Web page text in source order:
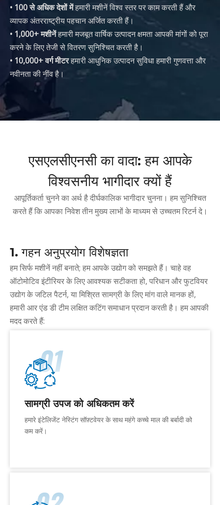
• 100 से अधिक देशों मेंहमारी मशीनें विश्व स्तर पर काम करती हैं और
व्यापक अंतरराष्ट्रीय पहचान अर्जित करती हैं।
• 1,000+ मशीनेंहमारी मजबूत वार्षिक उत्पादन क्षमता आपकी मांगों को पूरा
करने के लिए तेजी से वितरण सुनिश्चित करती है।
• 10,000+ वर्ग मीटरहमारी आधुनिक उत्पादन सुविधा हमारी गुणवत्ता और
नवीनता की नींव है।
एसएलसीएनसी का वादा: हम आपके
विश्वसनीय भागीदार क्यों हैं
आपूर्तिकर्ता चुनने का अर्थ है दीर्घकालिक भागीदार चुनना। हम सुनिश्चित
करते हैं कि आपका निवेश तीन मुख्य लाभों के माध्यम से उच्चतम रिटर्न दे।
1. गहन अनुप्रयोग विशेषज्ञता
हम सिर्फ मशीनें नहीं बनाते; हम आपके उद्योग को समझते हैं। चाहे वह
ऑटोमोटिव इंटीरियर के लिए आवश्यक सटीकता हो, परिधान और फुटवियर
उद्योग के जटिल पैटर्न, या मिश्रित सामग्री के लिए मांग वाले मानक हों,
हमारी आर एंड डी टीम लक्षित कटिंग समाधान प्रदान करती है। हम आपकी
मदद करते हैं:
सामग्री उपज को अधिकतम करें
हमारे इंटेलिजेंट नेस्टिंग सॉफ़्टवेयर के साथ महंगे कच्चे माल की बर्बादी को
कम करें।